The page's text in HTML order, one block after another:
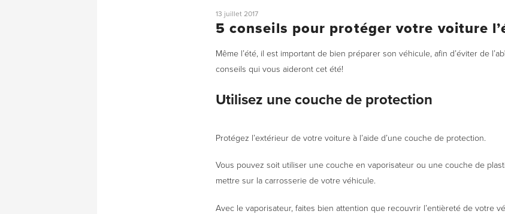
13 juillet 2017
5 conseils pour protéger votre voiture
Même l’été, il est important de bien préparer son véhicule, afin d’éviter de
conseils qui vous aideront cet été!
Utilisez une couche de protection
Protégez l’extérieur de votre voiture à l’aide d’une couche de protection.
Vous pouvez soit utiliser une couche en vaporisateur ou une couche de
mettre sur la carrosserie de votre véhicule.
Avec le vaporisateur, faites bien attention que recouvrir l’entièreté de votre